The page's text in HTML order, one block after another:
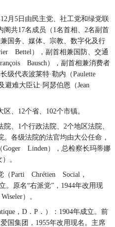
月5日由民主党、社工党和绿党联
阁共17名成员（1名首相、2名副首
国务、媒体、宗教、数字化及行
Bettel），副首相兼国防、交通
Bausch），副首相兼消费者
级代表波莱特·勒内（Paulette
避难大臣让·阿瑟伯恩（Jean
、12个省、102个市镇。
院、1个行政法院、2个地区法院、
各级法院的法官均由大公任命，
Goger Linden），总检察长玛蒂娜
。
（Parti Chrétien Social，
。原名“右派党”，1944年改用现
）。
，D．P．）：1904年成立。前
国集团，1955年改用现名。主席